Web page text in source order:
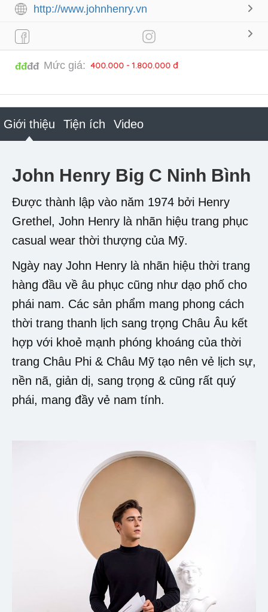
http://www.johnhenry.vn
đđđđ Mức giá: 400.000 - 1.800.000 đ
Giới thiệu Tiện ích Video
John Henry Big C Ninh Bình
Được thành lập vào năm 1974 bởi Henry
Grethel, John Henry là nhãn hiệu trang phục
casual wear thời thượng của Mỹ.
Ngày nay John Henry là nhãn hiệu thời trang
hàng đầu về âu phục cũng như dạo phố cho
phái nam. Các sản phẩm mang phong cách
thời trang thanh lịch sang trọng Châu Âu kết
hợp với khoẻ mạnh phóng khoáng của thời
trang Châu Phi & Châu Mỹ tạo nên vẻ lịch sự,
nền nã, giản dị, sang trọng & cũng rất quý
phái, mang đầy vẻ nam tính.